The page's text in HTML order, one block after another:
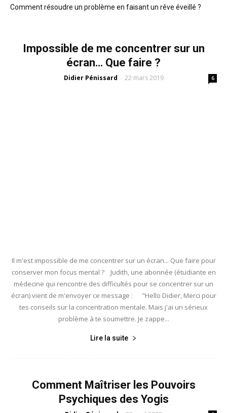
Comment résoudre un problème en faisant un rêve éveillé ?
Impossible de me concentrer sur un
écran… Que faire ?
Didier Pénissard - 22 mars 2019 6
Il m'est impossible de me concentrer sur un écran... Que faire pour
conserver mon focus mental ? Judith, une abonnée (étudiante en
médecine qui rencontre des difficultés pour se concentrer sur un
écran) vient de m'envoyer ce message : "Hello Didier, Merci pour
tes conseils sur la concentration mentale. Mais j'ai un sérieux
problème à te soumettre. Je zappe...
Lire la suite
Comment Maîtriser les Pouvoirs
Psychiques des Yogis